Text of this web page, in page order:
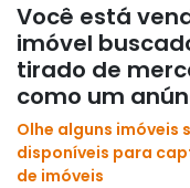
Você está
imóvel
tirado de
como um
Olhe alguns imóveis
disponíveis para
de imóveis